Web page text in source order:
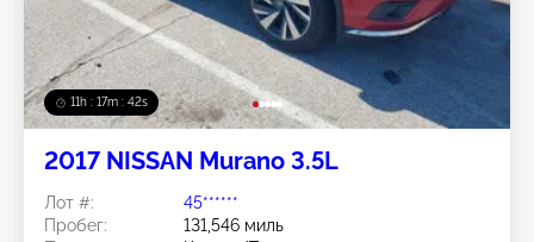
11h : 17m : 40s
2017 NISSAN Murano 3.5L
Лот #:
45******
Пробег:
131,546 миль